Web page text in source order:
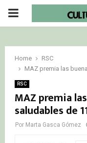
PRIMARY
Home
RSC
MAZ premia las
RSC
MAZ premia
saludables de
Por Marta Gasca Gómez